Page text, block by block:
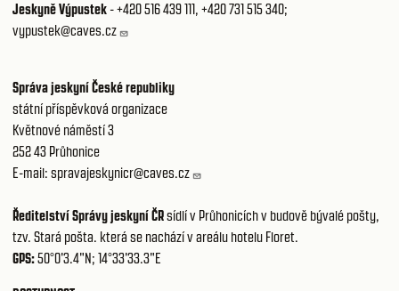
Jeskyně Výpustek -+420 516 439 111, +420 731 515 340;
vypustek@caves.cz
Správa jeskyní České republiky
státní příspěvková organizace
Květnové náměstí 3
252 43 Průhonice
E-mail: spravajeskynicr@caves.cz
Ředitelství Správy jeskyní ČRsídlí v Průhonicích v budově bývalé pošty,
tzv. Stará pošta. která se nachází v areálu hotelu Floret.
GPS:50°0'3.4"N; 14°33'33.3"E